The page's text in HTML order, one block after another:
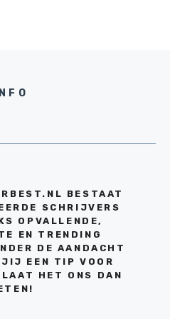
BESTAAT
SCHRIJVERS
OPVALLENDE,
EN TRENDING
DE AANDACHT
JIJ EEN TIP VOOR
HET ONS DAN